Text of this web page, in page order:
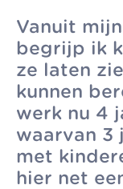
Delft. We
zonder
voor de
morgen.
aanbieden.
Allemaal
één gedeelde
Vanuit
begrijp ik
ze laten
kunnen
werk nu 4
waarvan 3
met
hier net